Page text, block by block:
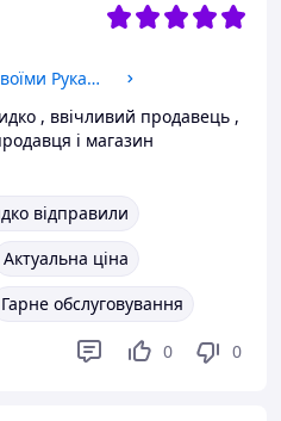
Натяжна стеля (4м*5,5м) Своїми Руками БІЛА МАТОВА. Натяжна стеля Зроби Сам комплект №54
, ввічливий продавець ,
і магазин
відправили
Актуальна ціна
Гарне обслуговування
0 0